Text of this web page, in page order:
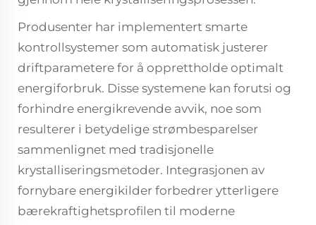
Produsenter har implementert smarte
kontrollsystemer som automatisk justerer
driftparametere for å opprettholde optimalt
energiforbruk. Disse systemene kan forutsi og
forhindre energikrevende avvik, noe som
resulterer i betydelige strømbesparelser
sammenlignet med tradisjonelle
krystalliseringsmetoder. Integrasjonen av
fornybare energikilder forbedrer ytterligere
bærekraftighetsprofilen til moderne